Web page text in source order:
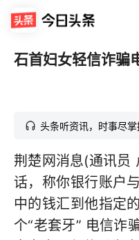
石首妇女轻信诈骗
头条听资讯，时事尽掌
荆楚网消息(通讯员
话，称你银行账户
中的钱汇到他指定
个“老套牙” 电信诈